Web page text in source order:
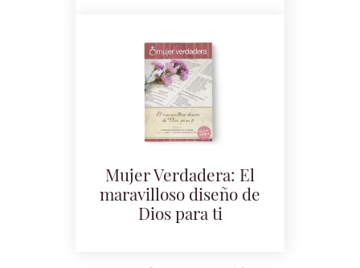
Mujer Verdadera: El
maravilloso diseño de
Dios para ti